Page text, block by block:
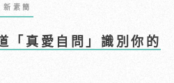
新素簡
「真愛自問」識別你的